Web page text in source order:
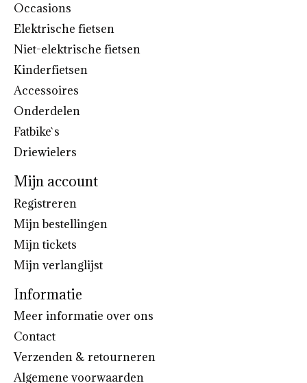
Occasions
Elektrische fietsen
Niet-elektrische fietsen
Kinderfietsen
Accessoires
Onderdelen
Fatbike`s
Driewielers
Mijn account
Registreren
Mijn bestellingen
Mijn tickets
Mijn verlanglijst
Informatie
Meer informatie over ons
Contact
Verzenden & retourneren
Algemene voorwaarden